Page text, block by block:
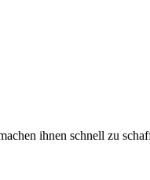
ihnen schnell zu